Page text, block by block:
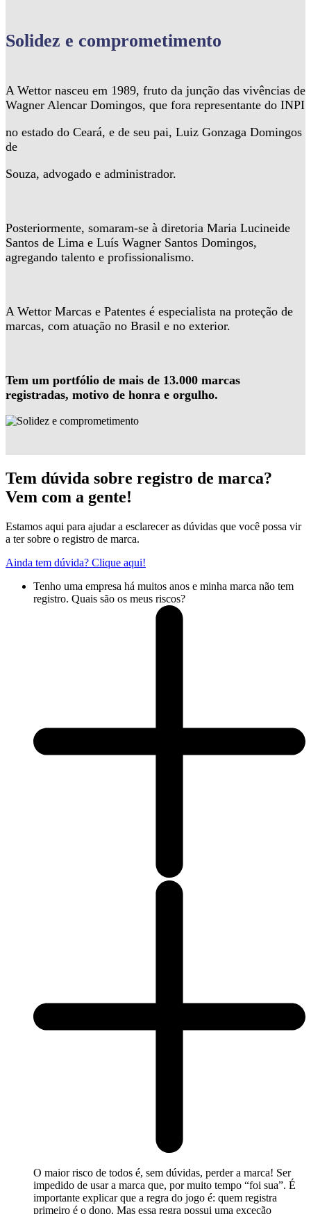
Solidez e comprometimento
A Wettor nasceu em 1989, fruto da junção das vivências de
Wagner Alencar Domingos, que fora representante do INPI
no estado do Ceará, e de seu pai, Luiz Gonzaga Domingos
de
Souza, advogado e administrador.
Posteriormente, somaram-se à diretoria Maria Lucineide
Santos de Lima e Luís Wagner Santos Domingos,
agregando talento e profissionalismo.
A Wettor Marcas e Patentes é especialista na proteção de
marcas, com atuação no Brasil e no exterior.
Tem um portfólio de mais de 13.000 marcas
registradas, motivo de honra e orgulho.
Tem dúvida sobre registro de marca?
Vem com a gente!
Estamos aqui para ajudar a esclarecer as dúvidas que você possa vir
a ter sobre o registro de marca.
Ainda tem dúvida? Clique aqui!
Tenho uma empresa há muitos anos e minha marca não tem
registro. Quais são os meus riscos?
O maior risco de todos é, sem dúvidas, perder a marca! Ser
impedido de usar a marca que, por muito tempo “foi sua”. É
importante explicar que a regra do jogo é: quem registra
primeiro é o dono. Mas essa regra possui uma exceção